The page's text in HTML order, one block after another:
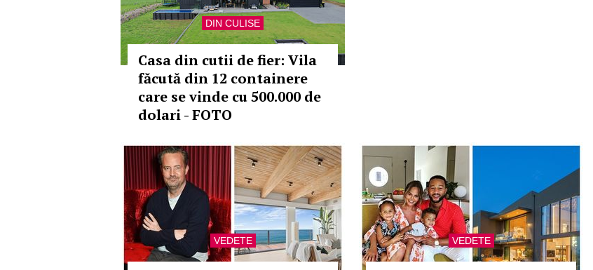
DIN CULISE
Casa din cutii de fier: Vila
făcută din 12 containere
care se vinde cu 500.000 de
dolari - FOTO
VEDETE VEDETE